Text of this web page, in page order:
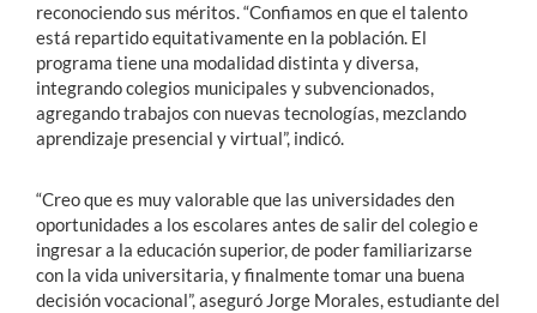
reconociendo sus méritos. “Confiamos en que el talento
está repartido equitativamente en la población. El
programa tiene una modalidad distinta y diversa,
integrando colegios municipales y subvencionados,
agregando trabajos con nuevas tecnologías, mezclando
aprendizaje presencial y virtual”, indicó.
“Creo que es muy valorable que las universidades den
oportunidades a los escolares antes de salir del colegio e
ingresar a la educación superior, de poder familiarizarse
con la vida universitaria, y finalmente tomar una buena
decisión vocacional”, aseguró Jorge Morales, estudiante del